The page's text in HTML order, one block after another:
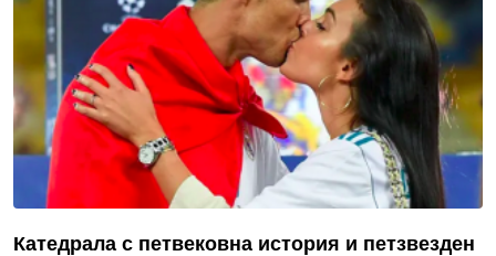
Катедрала с петвековна история и петзвезден